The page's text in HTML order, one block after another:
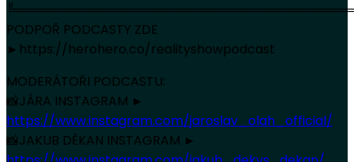
PODPOŘ PODCASTY ZDE
►https://herohero.co/realityshowpodcast
MODERÁTOŘI PODCASTU:
📸JÁRA INSTAGRAM ►
https://www.instagram.com/jaroslav_olah_official/
📸JAKUB DĚKAN INSTAGRAM ►